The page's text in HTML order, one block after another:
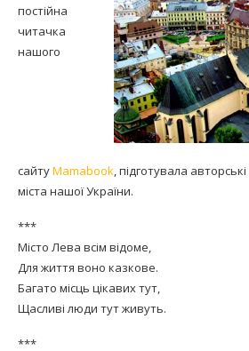
постійна
читачка
нашого
сайтуMamabook, підготувала
міста нашої України.
***
Місто Лева всім відоме,
Для життя воно казкове.
Багато місць цікавих тут,
Щасливі люди тут живуть.
***